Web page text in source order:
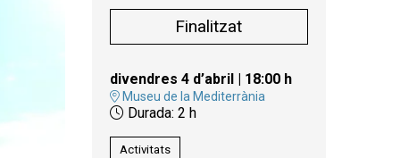
Finalitzat
divendres 4 d’abril 18:00 h
Museu de la Mediterrània
Durada: 2 h
Activitats